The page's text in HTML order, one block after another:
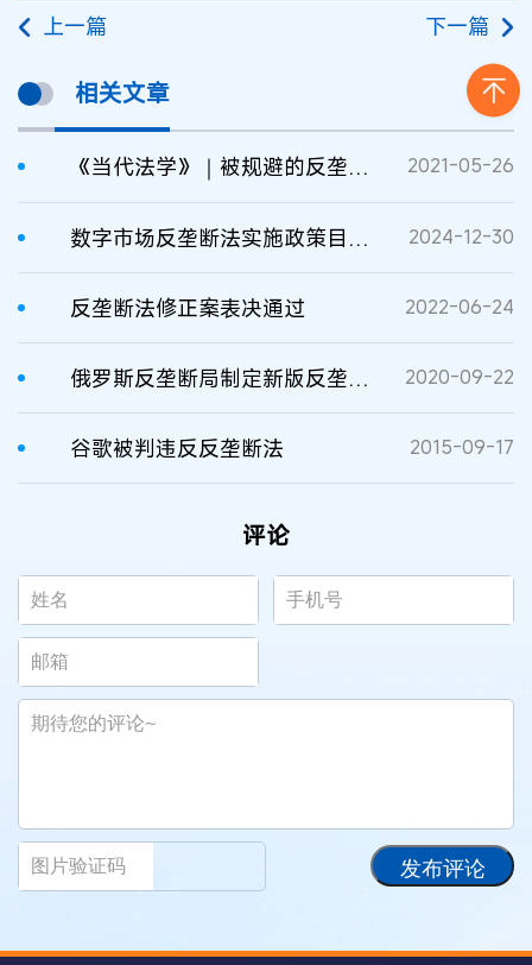
上一篇 下一篇
相关文章
《当代法学》｜被规避的反垄断法 2021-05-26
数字市场反垄断法实施政策目标反思 2024-12-30
反垄断法修正案表决通过 2022-06-24
俄罗斯反垄断局制定新版反垄断法案打击数字垄断 2020-09-22
谷歌被判违反反垄断法 2015-09-17
评论
发布评论